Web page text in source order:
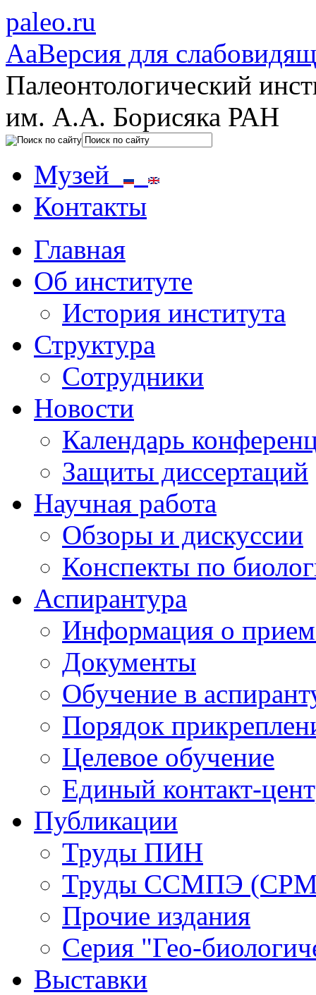
paleo.ru
AaВерсия для
Палеонтологический
им. А.А. Борисяка РАН
Музей
Контакты
Главная
Об институте
История института
Структура
Сотрудники
Новости
Календарь
Защиты диссертаций
Научная работа
Обзоры и дискуссии
Конспекты по
Аспирантура
Информация о
Документы
Обучение в
Порядок
Целевое обучение
Единый контакт-
Публикации
Труды ПИН
Труды ССМПЭ
Прочие издания
Серия "Гео-
Выставки